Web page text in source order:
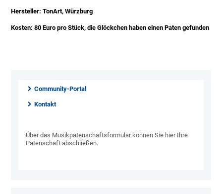
Hersteller: TonArt, Würzburg
Kosten: 80 Euro pro Stück, die Glöckchen haben einen Paten gefunden
Community-Portal
Kontakt
Über das Musikpatenschaftsformular können Sie hier Ihre
Patenschaft abschließen.